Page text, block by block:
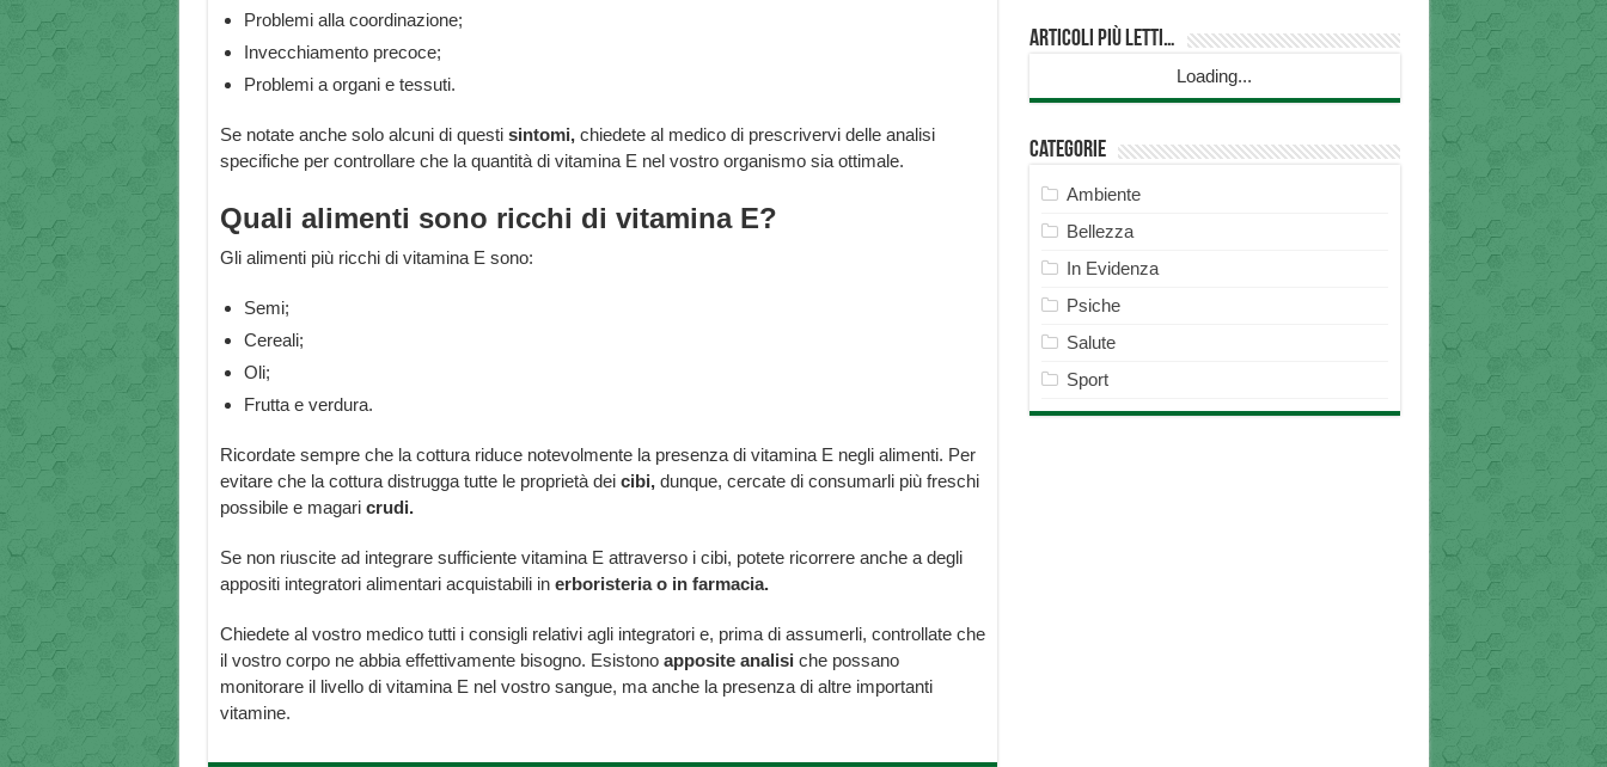
Problemi alla coordinazione;
Invecchiamento precoce;
Problemi a organi e tessuti.
Se notate anche solo alcuni di questi sintomi, chiedete al medico di prescrivervi delle analisi
specifiche per controllare che la quantità di vitamina E nel vostro organismo sia ottimale.
Quali alimenti sono ricchi di vitamina E?
Gli alimenti più ricchi di vitamina E sono:
Semi;
Cereali;
Oli;
Frutta e verdura.
Ricordate sempre che la cottura riduce notevolmente la presenza di vitamina E negli alimenti. Per
evitare che la cottura distrugga tutte le proprietà dei cibi, dunque, cercate di consumarli più freschi
possibile e magari crudi.
Se non riuscite ad integrare sufficiente vitamina E attraverso i cibi, potete ricorrere anche a degli
appositi integratori alimentari acquistabili in erboristeria o in farmacia.
Chiedete al vostro medico tutti i consigli relativi agli integratori e, prima di assumerli, controllate che
il vostro corpo ne abbia effettivamente bisogno. Esistono apposite analisi che possano
monitorare il livello di vitamina E nel vostro sangue, ma anche la presenza di altre importanti
vitamine.
Articoli più Letti…
Loading...
Categorie
Ambiente
Bellezza
In Evidenza
Psiche
Salute
Sport